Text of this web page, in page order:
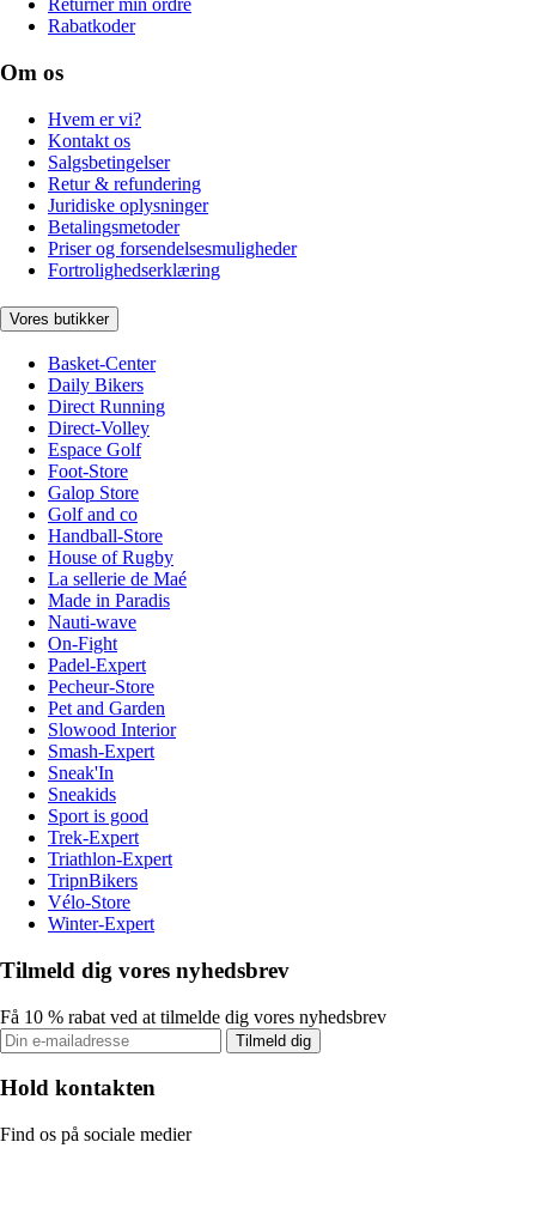
Returnér min ordre
Rabatkoder
Om os
Hvem er vi?
Kontakt os
Salgsbetingelser
Retur & refundering
Juridiske oplysninger
Betalingsmetoder
Priser og forsendelsesmuligheder
Fortrolighedserklæring
Vores butikker
Basket-Center
Daily Bikers
Direct Running
Direct-Volley
Espace Golf
Foot-Store
Galop Store
Golf and co
Handball-Store
House of Rugby
La sellerie de Maé
Made in Paradis
Nauti-wave
On-Fight
Padel-Expert
Pecheur-Store
Pet and Garden
Slowood Interior
Smash-Expert
Sneak'In
Sneakids
Sport is good
Trek-Expert
Triathlon-Expert
TripnBikers
Vélo-Store
Winter-Expert
Tilmeld dig vores nyhedsbrev
Få 10 % rabat ved at tilmelde dig vores nyhedsbrev
Tilmeld dig
Hold kontakten
Find os på sociale medier